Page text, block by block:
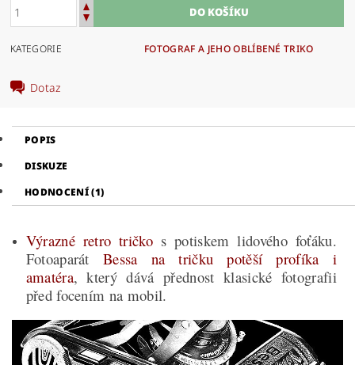
KATEGORIE FOTOGRAF A JEHO OBLÍBENÉ TRIKO
Dotaz
POPIS
DISKUZE
HODNOCENÍ (1)
Výrazné retro tričko s potiskem lidového foťáku.
Fotoaparát Bessa na tričku potěší profíka i
amatéra, který dává přednost klasické fotografii
před focením na mobil.